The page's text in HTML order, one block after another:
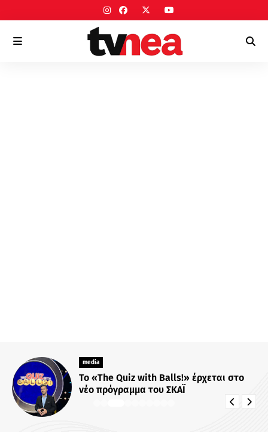
media
Το «The Quiz with Balls!» έρχεται στο
νέο πρόγραμμα του ΣΚΑΪ